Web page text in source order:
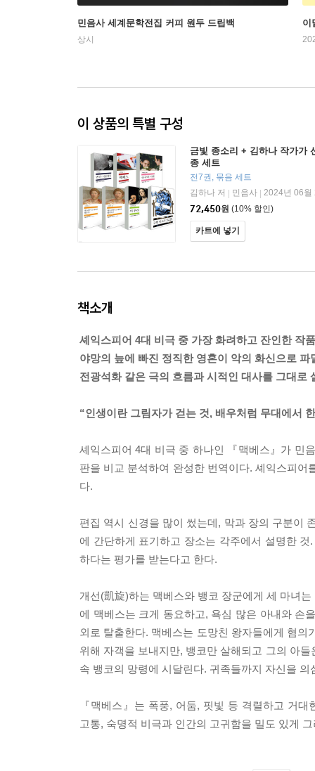
민음사 세계문학전집 커피 원두 드립백
상시
이
이 상품의 특별 구성
금빛 종소리 + 김하나 작가가
종 세트
전7권, 묶음 세트
김하나 저 | 민음사 | 2024년 06월
72,450원 (10% 할인)
카트에 넣기
책소개
셰익스피어 4대 비극 중 가장 화려하고 잔인한 작품
야망의 늪에 빠진 정직한 영혼이 악의 화신으로 파
전광석화 같은 극의 흐름과 시적인 대사를 그대로
“인생이란 그림자가 걷는 것, 배우처럼 무대에서
셰익스피어 4대 비극 중 하나인 『맥베스』가 민
판을 비교 분석하여 완성한 번역이다. 셰익스피
다.
편집 역시 신경을 많이 썼는데, 막과 장의 구분이
에 간단하게 표기하고 장소는 각주에서 설명한
하다는 평가를 받는다고 한다.
개선(凱旋)하는 맥베스와 뱅코 장군에게 세 마녀
에 맥베스는 크게 동요하고, 욕심 많은 아내와 손
외로 탈출한다. 맥베스는 도망친 왕자들에게 혐
위해 자객을 보내지만, 뱅코만 살해되고 그의 아
속 뱅코의 망령에 시달린다. 귀족들까지 자신을
『맥베스』는 폭풍, 어둠, 핏빛 등 격렬하고 거
고통, 숙명적 비극과 인간의 고귀함을 밀도 있게